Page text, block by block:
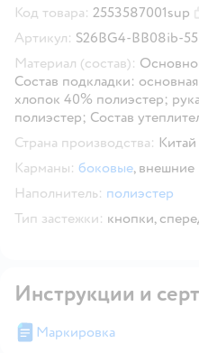
Код товара: 2553587001sup
Артикул: S26BG4-BB08ib-55
Материал (состав):
Состав подкладки:
хлопок 40% полиэстер;
полиэстер; Состав
Страна производства: Китай
Карманы: боковые, внешние
Наполнитель: полиэстер
Тип застежки: кнопки,
Инструкции и
Маркировка